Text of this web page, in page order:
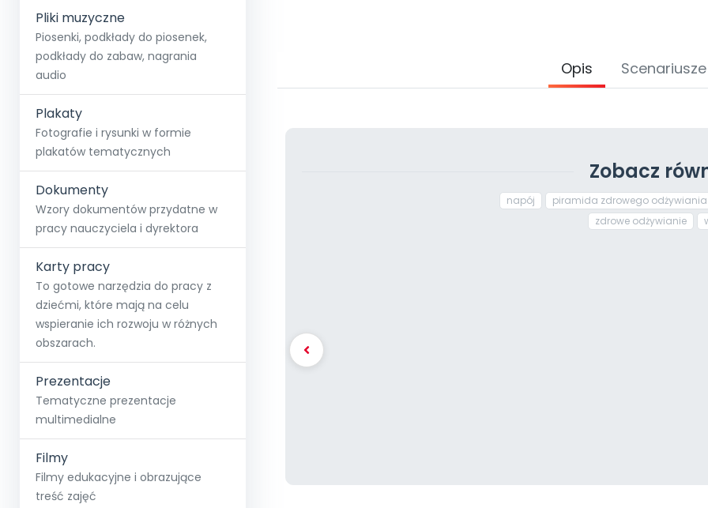
Pliki muzyczne
Piosenki, podkłady do piosenek,
podkłady do zabaw, nagrania
audio
Plakaty
Fotografie i rysunki w formie
plakatów tematycznych
Dokumenty
Wzory dokumentów przydatne w
pracy nauczyciela i dyrektora
Karty pracy
To gotowe narzędzia do pracy z
dziećmi, które mają na celu
wspieranie ich rozwoju w różnych
obszarach.
Prezentacje
Tematyczne prezentacje
multimedialne
Filmy
Filmy edukacyjne i obrazujące
treść zajęć
Opis
Zobacz
napój piramida zdrowego odżywiania
zdrowe odżywianie